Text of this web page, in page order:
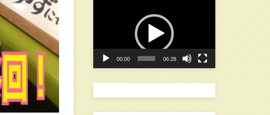
動
画
プ
レ
ー
ヤ
ー
00:00 06:28